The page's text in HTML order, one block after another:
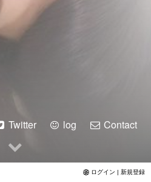
Twitter log Contact
ログイン | 新規登録